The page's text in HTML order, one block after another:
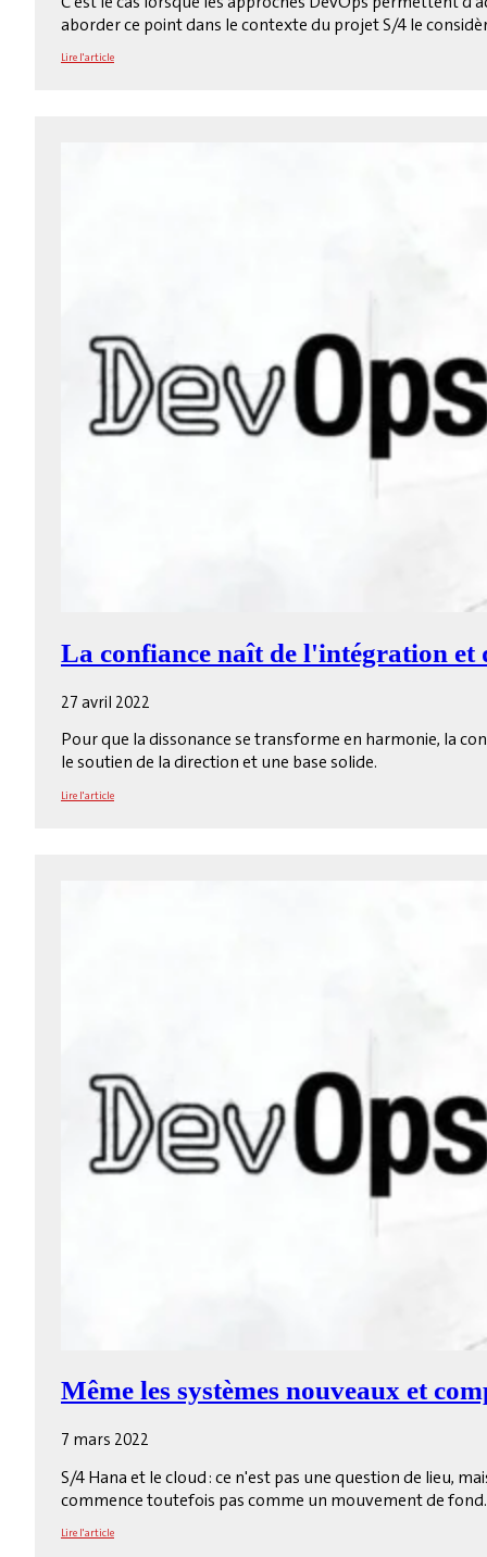
aborder ce point dans le contexte du projet S/4 le
Lire l'article
La confiance naît de l'intégration et
27 avril 2022
Pour que la dissonance se transforme en harmonie, la
le soutien de la direction et une base solide.
Lire l'article
Même les systèmes nouveaux et
7 mars 2022
S/4 Hana et le cloud : ce n'est pas une question de lieu,
commence toutefois pas comme un mouvement de fond.
Lire l'article